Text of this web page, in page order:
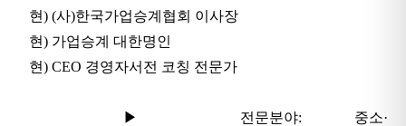
현) (사)한국가업승계협회 이사장
현) 가업승계 대한명인
현) CEO 경영자서전 코칭 전문가
▶ 전문분야: 중소·